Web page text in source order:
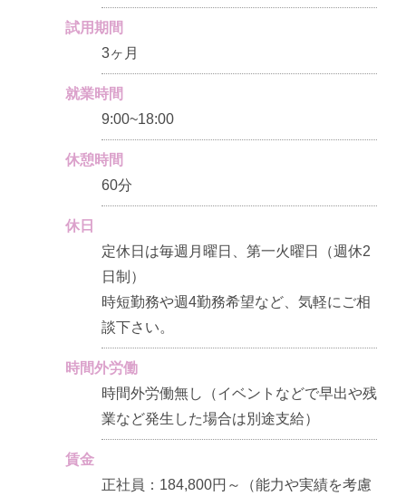
試用期間
3ヶ月
就業時間
9:00~18:00
休憩時間
60分
休日
定休日は毎週月曜日、第一火曜日（週休2
日制）
時短勤務や週4勤務希望など、気軽にご相
談下さい。
時間外労働
時間外労働無し（イベントなどで早出や残
業など発生した場合は別途支給）
賃金
正社員：184,800円～（能力や実績を考慮